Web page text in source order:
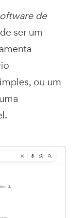
de
ser um
ou um